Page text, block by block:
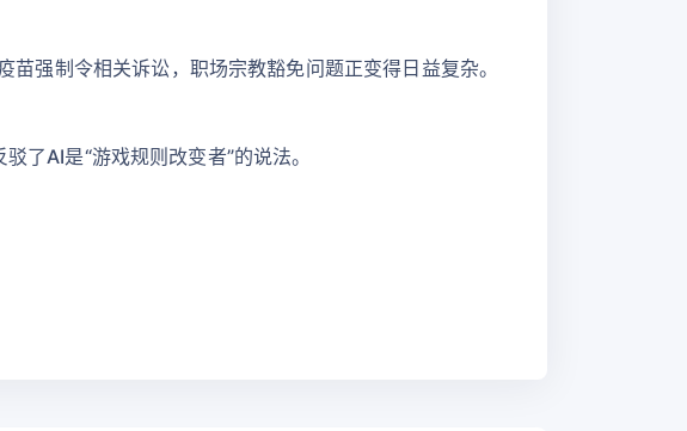
强制令相关诉讼，职场宗教豁免问题正变得日益复杂。
了AI是“游戏规则改变者”的说法。